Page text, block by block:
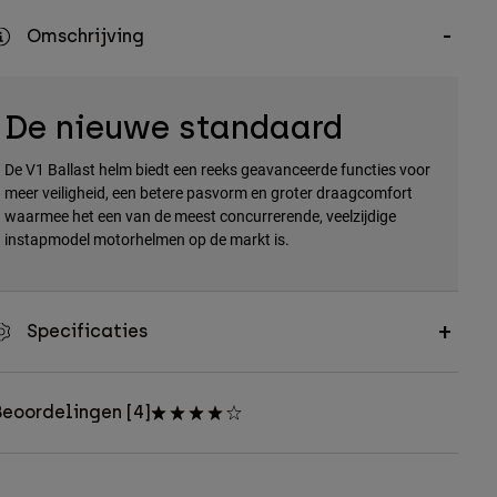
Omschrijving
De nieuwe standaard
De V1 Ballast helm biedt een reeks geavanceerde functies voor
meer veiligheid, een betere pasvorm en groter draagcomfort
waarmee het een van de meest concurrerende, veelzijdige
instapmodel motorhelmen op de markt is.
Specificaties
[4]